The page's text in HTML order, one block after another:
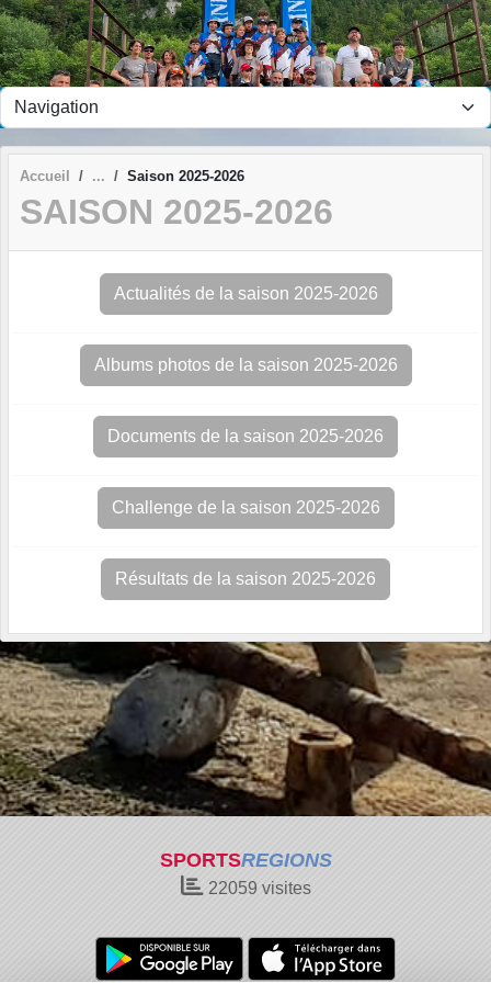
Accueil Saison 2025-2026
SAISON 2025-2026
Actualités de la saison 2025-2026
Albums photos de la saison 2025-2026
Documents de la saison 2025-2026
Challenge de la saison 2025-2026
Résultats de la saison 2025-2026
SPORTSREGIONS
22059 visites
Panneau de gestion des cookies